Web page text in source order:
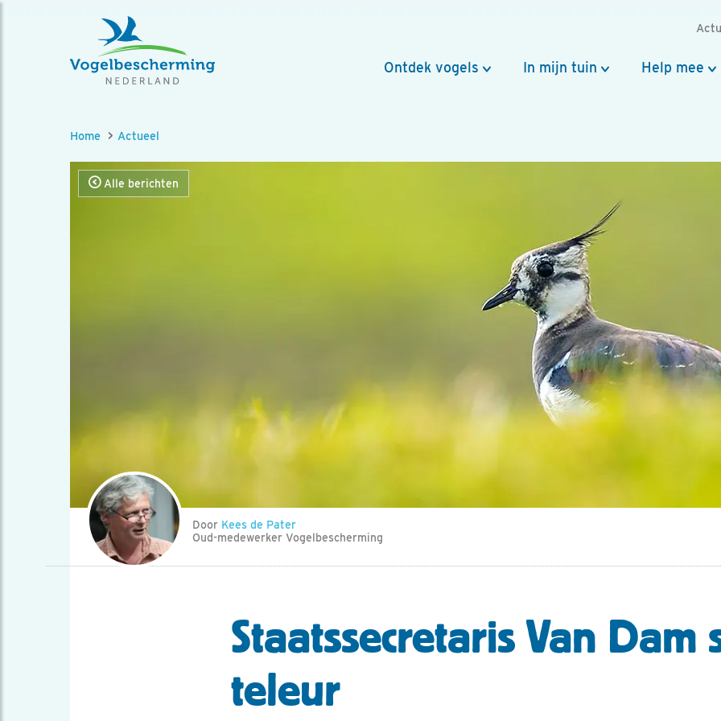
Ontdek vogels In mijn tuin Help mee
Home Actueel
Alle berichten
Door Kees de Pater
Oud-medewerker Vogelbescherming
Staatssecretaris Van Dam
teleur